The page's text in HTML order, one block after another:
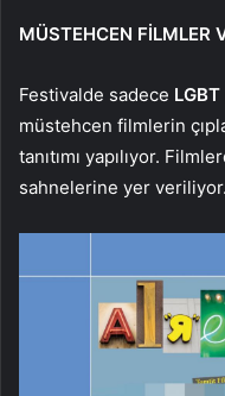
MÜSTEHCEN FİLMLER
Festivalde sadece
müstehcen filmlerin
tanıtımı yapılıyor.
sahnelerine yer veriliyor.